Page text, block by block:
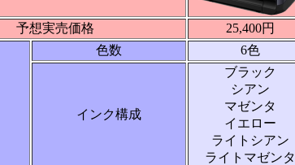
予想実売価格 25,400円
色数 6色
インク構成
ブラック
シアン
マゼンタ
イエロー
ライトシアン
ライトマゼンタ